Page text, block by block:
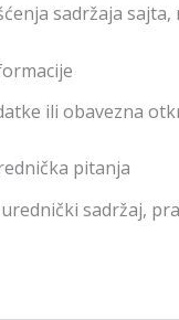
sadržaja
ili obavezna
pitanja
sadržaj,